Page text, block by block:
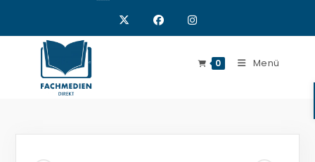
0 Menü